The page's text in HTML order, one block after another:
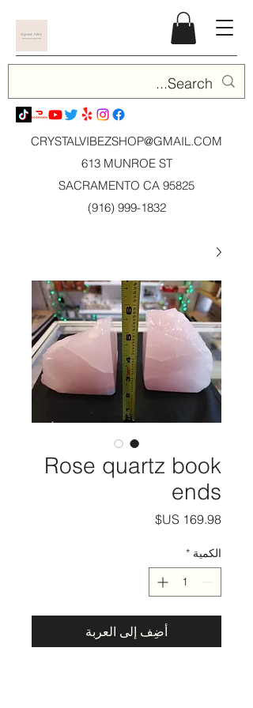
CRYSTALVIBEZSHOP@GMAIL.COM
613 MUNROE ST
SACRAMENTO CA 95825
(916) 999-1832
Rose quartz book
ends
السعر
الكمية *
أضِف إلى العربة